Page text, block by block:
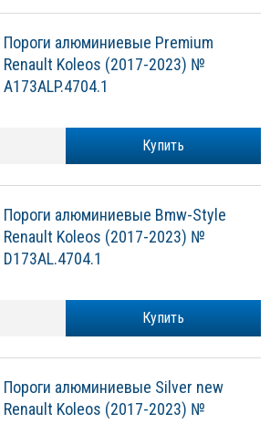
Пороги алюминиевые Premium
Renault Koleos (2017-2023) №
A173ALP.4704.1
Купить
Пороги алюминиевые Bmw-Style
Renault Koleos (2017-2023) №
D173AL.4704.1
Купить
Пороги алюминиевые Silver new
Renault Koleos (2017-2023) №